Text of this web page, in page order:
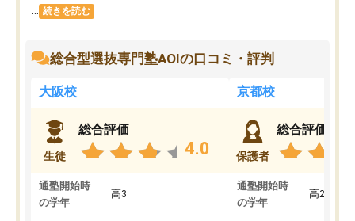
続きを読む
総合型選抜専門塾AOIの口コミ・評判
大阪校
生徒
総合評価
4.0
通塾開始時
の学年
高3
京都校
保護者
総合評価
通塾開始時
の学年
高2